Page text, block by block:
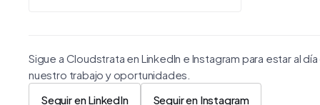
Sigue a Cloudstrata en LinkedIn e Instagram para estar al
nuestro trabajo y oportunidades.
Seguir en LinkedIn
Seguir en Instagram